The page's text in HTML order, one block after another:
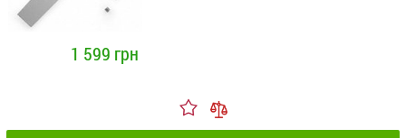
1 599 грн